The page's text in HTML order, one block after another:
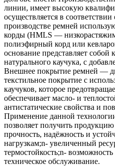
линии, имеет высокую
осуществляется в
производстве ремней
корды (HMLS —
полиэфирный корд или
основание представляет собой
натурального каучука, с
Внешнее покрытие ремней —
текстильное покрытие с
каучуков, которое
обеспечивает масло- и
антистатические свойства и
Применение данной
позволяет получить
прочность, надёжность и
нагрузкам;n- увеличенный
термостойкость;n-
техническое обслуживание.